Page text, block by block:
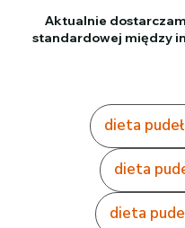
Aktualnie
standardowej między
dieta
dieta
dieta